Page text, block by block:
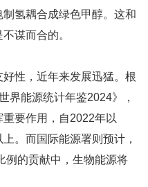
氢耦合成绿色甲醇。这和
谋而合的。
性，近年来发展迅猛。根
界能源统计年鉴2024》，
要作用，自2022年以
。而国际能源署则预计，
例的贡献中，生物能源将